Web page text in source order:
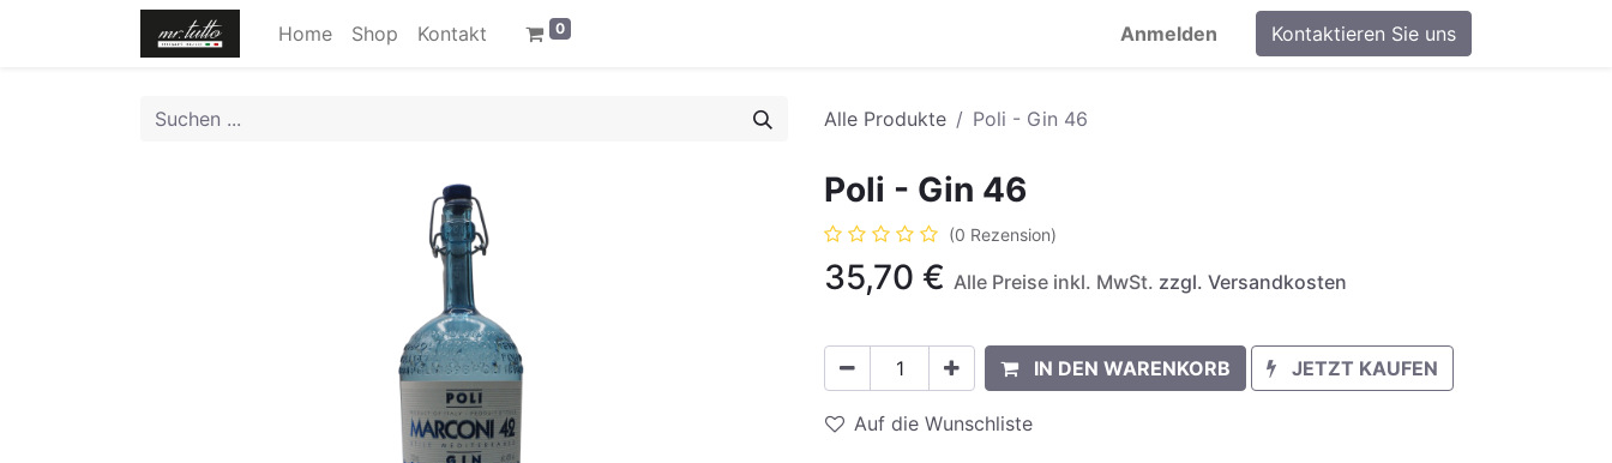
Home Shop Kontakt 0 Anmelden Kontaktieren Sie uns
Alle Produkte Poli - Gin 46
Poli - Gin 46
(0 Rezension)
35,70 € Alle Preise inkl. MwSt. zzgl. Versandkosten
IN DEN WARENKORB JETZT KAUFEN
Auf die Wunschliste